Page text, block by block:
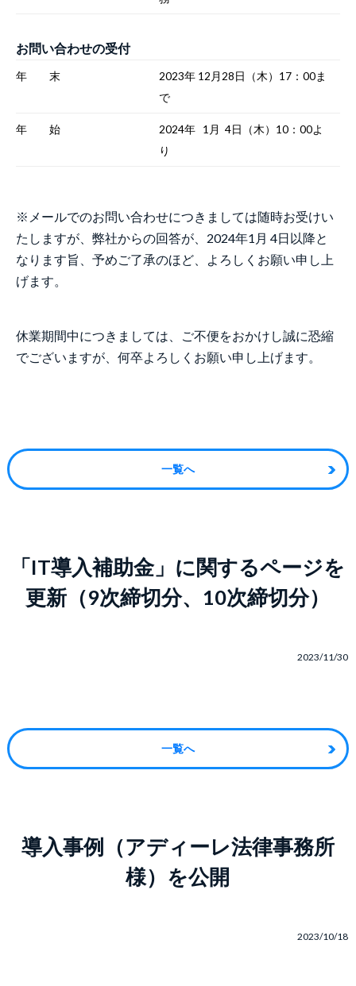
お問い合わせの受付
年 末
2023年 12月28日（木）17：00ま
で
年 始
2024年 1月 4日（木）10：00よ
り
※メールでのお問い合わせにつきましては随時お受けい
たしますが、弊社からの回答が、2024年1月 4日以降と
なります旨、予めご了承のほど、よろしくお願い申し上
げます。
休業期間中につきましては、ご不便をおかけし誠に恐縮
でございますが、何卒よろしくお願い申し上げます。
一覧へ
「IT導入補助金」に関するページを
更新（9次締切分、10次締切分）
2023/11/30
一覧へ
導入事例（アディーレ法律事務所
様）を公開
2023/10/18